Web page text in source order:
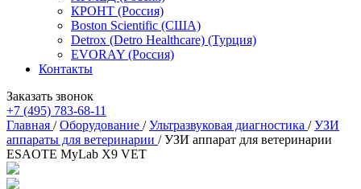
КРОНТ (Россия)
Boston Scientific (США)
Detrox (Detro Healthcare) (Турция)
EVORAY (Россия)
Контакты
Заказать звонок
+7 (495) 783-68-11
Главная /Оборудование /Ультразвуковая диагностика /УЗИ
аппараты для ветеринарии /УЗИ аппарат для ветеринарии
ESAOTE MyLab X9 VET